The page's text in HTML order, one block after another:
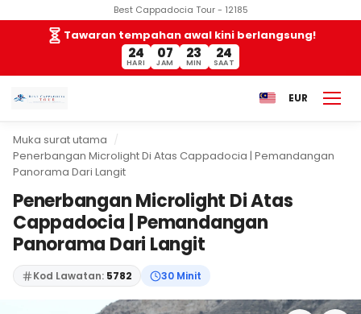
Best Cappadocia Tour - 12185
Tawaran tempahan awal kini berlangsung!
24
HARI
07
JAM
23
MIN
23
SAAT
EUR
Muka surat utama
Penerbangan Microlight Di Atas Cappadocia | Pemandangan
Panorama Dari Langit
Penerbangan Microlight Di Atas
Cappadocia | Pemandangan
Panorama Dari Langit
Kod Lawatan: 5782 30 Minit